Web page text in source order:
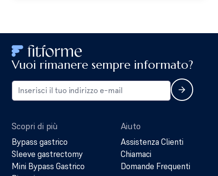
Vuoi rimanere sempre informato?
Scopri di più
Bypass gastrico
Sleeve gastrectomy
Mini Bypass Gastrico
Aiuto
Assistenza Clienti
Chiamaci
Domande Frequenti